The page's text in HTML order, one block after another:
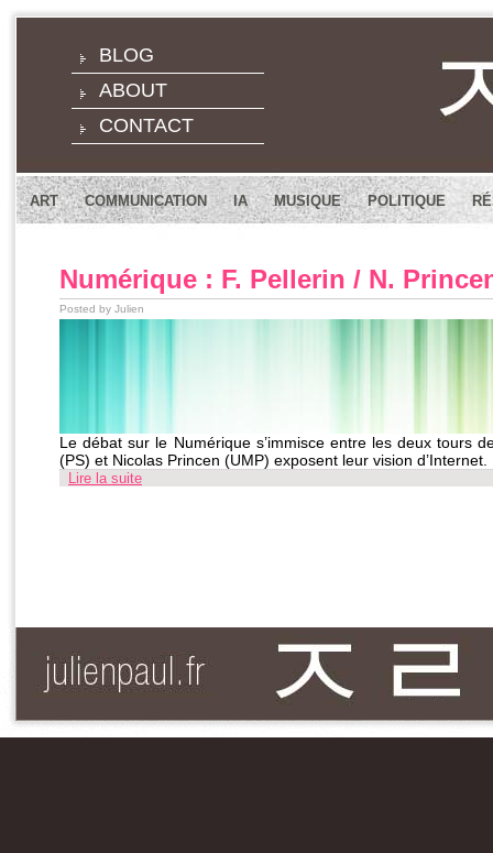
BLOG
ABOUT
CONTACT
ART COMMUNICATION IA MUSIQUE POLITIQUE
Numérique : F. Pellerin / N.
Posted by Julien
Le débat sur le Numérique s’immisce entre les deux tours
(PS) et Nicolas Princen (UMP) exposent leur vision d’Internet.
Lire la suite